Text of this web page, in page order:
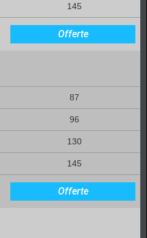
145
Offerte
87
96
130
145
Offerte